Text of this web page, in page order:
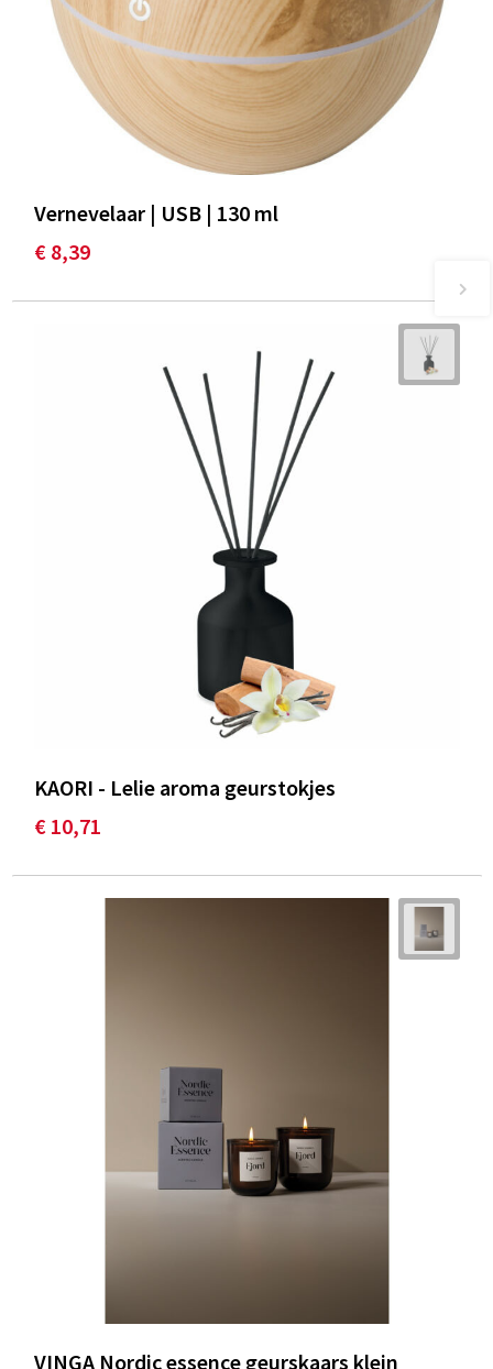
Vernevelaar | USB | 130 ml
€ 8,39
KAORI - Lelie aroma geurstokjes
€ 10,71
VINGA Nordic essence geurskaars klein